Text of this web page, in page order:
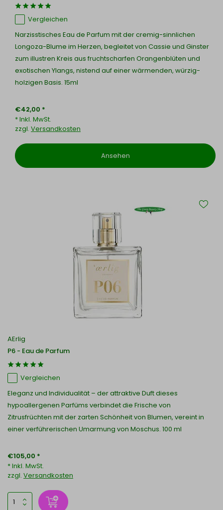
Vergleichen
Narzisstisches Eau de Parfum mit der cremig-sinnlichen
Longoza-Blume im Herzen, begleitet von Cassie und Ginster
zum illustren Kreis aus fruchtscharfen Orangenblüten und
exotischen Ylangs, nistend auf einer wärmenden, würzig-
holzigen Basis. 15ml
€42,00 *
* Inkl. MwSt.
zzgl. Versandkosten
Ansehen
AErlig
P6 - Eau de Parfum
Vergleichen
Eleganz und Individualität – der attraktive Duft dieses
hypoallergenen Parfüms verbindet die Frische von
Zitrusfrüchten mit der zarten Schönheit von Blumen, vereint in
einer verführerischen Umarmung von Moschus. 100 ml
€105,00 *
* Inkl. MwSt.
zzgl. Versandkosten